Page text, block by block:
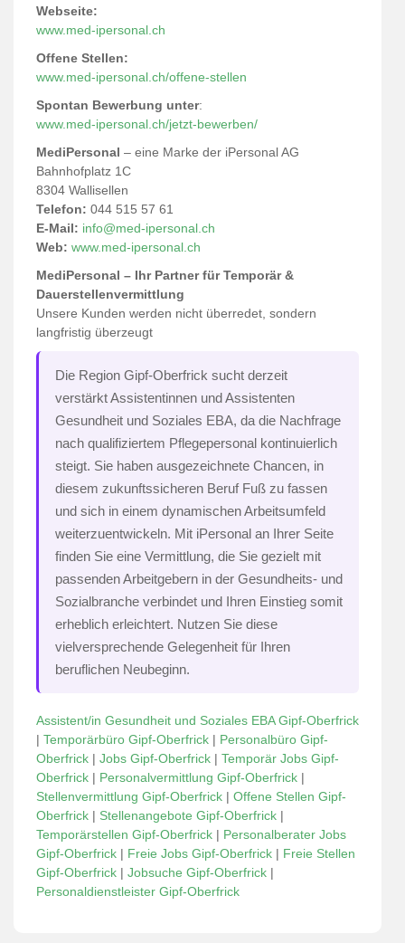
Webseite:
www.med-ipersonal.ch
Offene Stellen:
www.med-ipersonal.ch/offene-stellen
Spontan Bewerbung unter:
www.med-ipersonal.ch/jetzt-bewerben/
MediPersonal – eine Marke der iPersonal AG
Bahnhofplatz 1C
8304 Wallisellen
Telefon: 044 515 57 61
E-Mail: info@med-ipersonal.ch
Web: www.med-ipersonal.ch
MediPersonal – Ihr Partner für Temporär &
Dauerstellenvermittlung
Unsere Kunden werden nicht überredet, sondern
langfristig überzeugt
Die Region Gipf-Oberfrick sucht derzeit
verstärkt Assistentinnen und Assistenten
Gesundheit und Soziales EBA, da die Nachfrage
nach qualifiziertem Pflegepersonal kontinuierlich
steigt. Sie haben ausgezeichnete Chancen, in
diesem zukunftssicheren Beruf Fuß zu fassen
und sich in einem dynamischen Arbeitsumfeld
weiterzuentwickeln. Mit iPersonal an Ihrer Seite
finden Sie eine Vermittlung, die Sie gezielt mit
passenden Arbeitgebern in der Gesundheits- und
Sozialbranche verbindet und Ihren Einstieg somit
erheblich erleichtert. Nutzen Sie diese
vielversprechende Gelegenheit für Ihren
beruflichen Neubeginn.
Assistent/in Gesundheit und Soziales EBA Gipf-Oberfrick
| Temporärbüro Gipf-Oberfrick | Personalbüro Gipf-
Oberfrick | Jobs Gipf-Oberfrick | Temporär Jobs Gipf-
Oberfrick | Personalvermittlung Gipf-Oberfrick |
Stellenvermittlung Gipf-Oberfrick | Offene Stellen Gipf-
Oberfrick | Stellenangebote Gipf-Oberfrick |
Temporärstellen Gipf-Oberfrick | Personalberater Jobs
Gipf-Oberfrick | Freie Jobs Gipf-Oberfrick | Freie Stellen
Gipf-Oberfrick | Jobsuche Gipf-Oberfrick |
Personaldienstleister Gipf-Oberfrick